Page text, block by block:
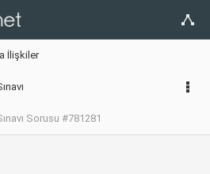
İlişkiler
Sorusu #781281